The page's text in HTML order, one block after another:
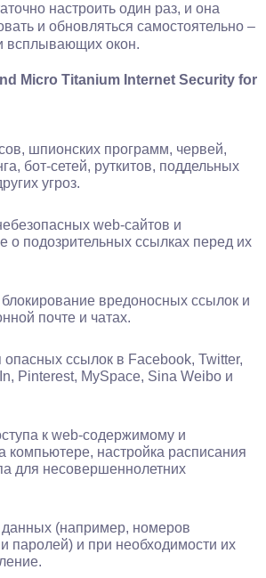
настроить один раз, и она
и обновляться самостоятельно –
всплывающих окон.
Micro Titanium Internet Security for
шпионских программ, червей,
бот-сетей, руткитов, поддельных
угроз.
web-сайтов и
о подозрительных ссылках перед их
вредоносных ссылок и
почте и чатах.
ссылок в Facebook, Twitter,
Pinterest, MySpace, Sina Weibo и
к web-содержимому и
компьютере, настройка расписания
для несовершеннолетних
(например, номеров
паролей) и при необходимости их